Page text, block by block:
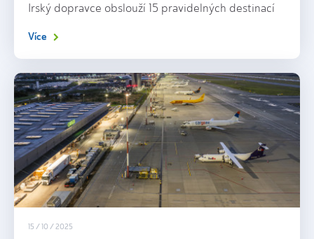
Irský dopravce obslouží 15 pravidelných destinací
Více
15 / 10 / 2025